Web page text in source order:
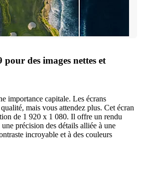
des images nettes et
importance capitale. Les écrans
mais vous attendez plus. Cet écran
de 1 920 x 1 080. Il offre un rendu
précision des détails alliée à une
incroyable et à des couleurs